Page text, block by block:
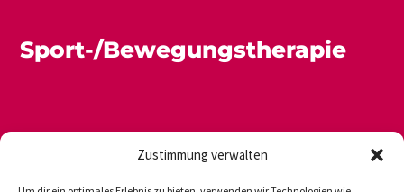
Zustimmung verwalten
Sport-/Bewegungstherapie